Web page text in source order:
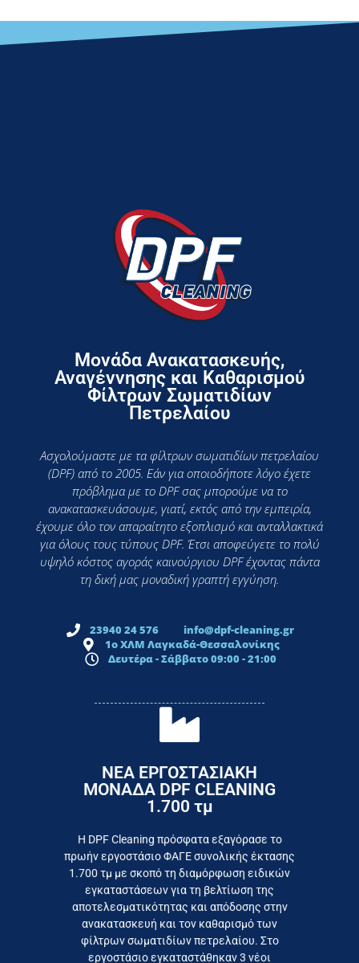
Μονάδα Ανακατασκευής,
Αναγέννησης και Καθαρισμού
Φίλτρων Σωματιδίων
Πετρελαίου
Ασχολούμαστε με τα φίλτρων σωματιδίων πετρελαίου
(DPF) από το 2005. Εάν για οποιοδήποτε λόγο έχετε
πρόβλημα με το DPF σας μπορούμε να το
ανακατασκευάσουμε, γιατί, εκτός από την εμπειρία,
έχουμε όλο τον απαραίτητο εξοπλισμό και ανταλλακτικά
για όλους τους τύπους DPF. Έτσι αποφεύγετε το πολύ
υψηλό κόστος αγοράς καινούργιου DPF έχοντας πάντα
τη δική μας μοναδική γραπτή εγγύηση.
23940 24 576
info@dpf-cleaning.gr
1ο ΧΛΜ Λαγκαδά-Θεσσαλονίκης
Δευτέρα - Σάββατο 09:00 - 21:00
ΝΕΑ ΕΡΓΟΣΤΑΣΙΑΚΗ
ΜΟΝΑΔΑ DPF CLEANING
1.700 τμ
Η DPF Cleaning πρόσφατα εξαγόρασε το
πρωήν εργοστάσιο ΦΑΓΕ συνολικής έκτασης
1.700 τμ με σκοπό τη διαμόρφωση ειδικών
εγκαταστάσεων για τη βελτίωση της
αποτελεσματικότητας και απόδοσης στην
ανακατασκευή και τον καθαρισμό των
φίλτρων σωματιδίων πετρελαίου. Στο
εργοστάσιο εγκαταστάθηκαν 3 νέοι
Εργαζόμαστε καθημερινά για
το συμφέρον του τελικού
καταναλωτή